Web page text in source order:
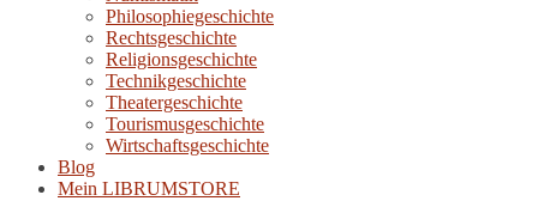
Philosophiegeschichte
Rechtsgeschichte
Religionsgeschichte
Technikgeschichte
Theatergeschichte
Tourismusgeschichte
Wirtschaftsgeschichte
Blog
Mein LIBRUMSTORE